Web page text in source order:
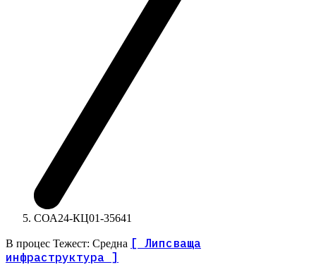
СОА24-КЦ01-35641
В процес Тежест: Средна [ Липсваща
инфраструктура ]